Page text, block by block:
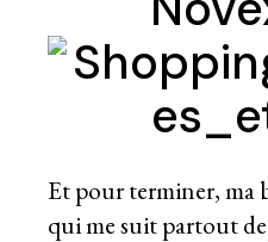
Et pour terminer, ma
qui me suit partout